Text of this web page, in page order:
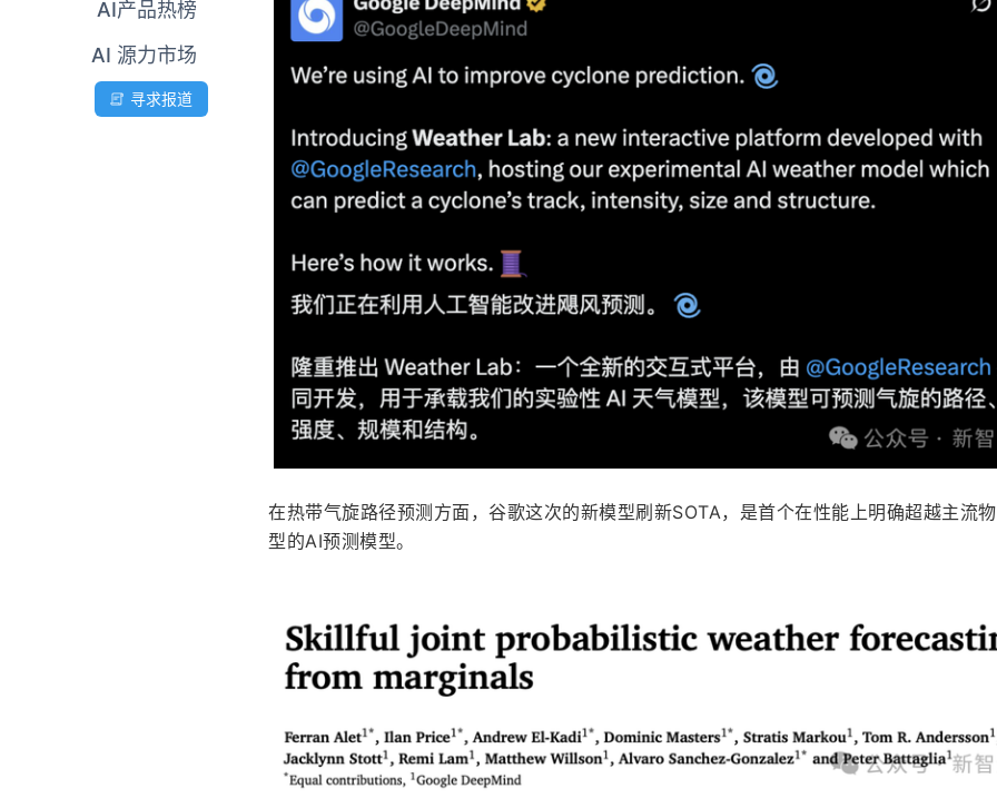
AI产品热榜
AI 源力市场
寻求报道
在热带气旋路径预测方面，谷歌这次的新模型刷新SOTA，是首个在性能上明确超越主流
型的AI预测模型。